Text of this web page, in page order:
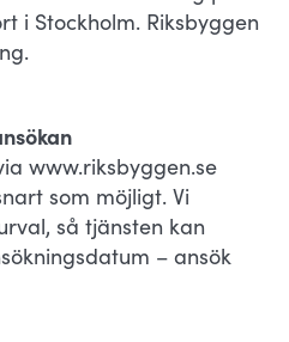
i Stockholm. Riksbyggen
www.riksbyggen.se
som möjligt. Vi
så tjänsten kan
– ansök